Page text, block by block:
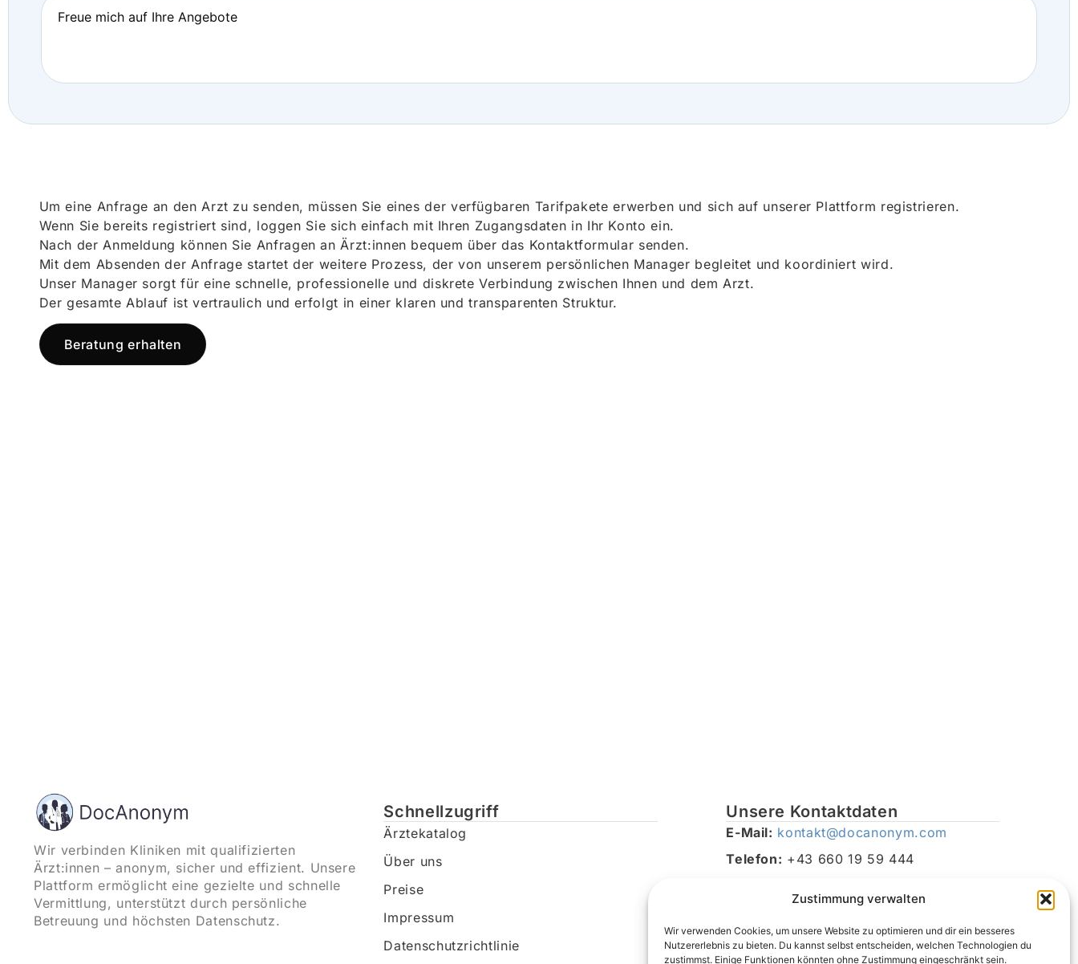
Zustimmung verwalten
Wir verwenden Cookies, um unsere Website zu optimieren und dir ein besseres
Nutzererlebnis zu bieten. Du kannst selbst entscheiden, welchen Technologien du
zustimmst. Einige Funktionen könnten ohne Zustimmung eingeschränkt sein.
Freue mich auf Ihre Angebote
Um eine Anfrage an den Arzt zu senden, müssen Sie eines der verfügbaren Tarifpakete erwerben und sich auf unserer Plattform registrieren.
Wenn Sie bereits registriert sind, loggen Sie sich einfach mit Ihren Zugangsdaten in Ihr Konto ein.
Nach der Anmeldung können Sie Anfragen an Ärzt:innen bequem über das Kontaktformular senden.
Mit dem Absenden der Anfrage startet der weitere Prozess, der von unserem persönlichen Manager begleitet und koordiniert wird.
Unser Manager sorgt für eine schnelle, professionelle und diskrete Verbindung zwischen Ihnen und dem Arzt.
Der gesamte Ablauf ist vertraulich und erfolgt in einer klaren und transparenten Struktur.
Beratung erhalten
Wir verbinden Kliniken mit qualifizierten
Ärzt:innen – anonym, sicher und effizient. Unsere
Plattform ermöglicht eine gezielte und schnelle
Vermittlung, unterstützt durch persönliche
Betreuung und höchsten Datenschutz.
Schnellzugriff
Ärztekatalog
Über uns
Preise
Impressum
Datenschutzrichtlinie
Unsere Kontaktdaten
E-Mail: kontakt@docanonym.com
Telefon: +43 660 19 59 444
Traunsee, Österreich